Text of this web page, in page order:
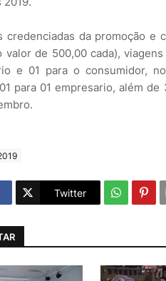
credenciadas da promoção e
valor de 500,00 cada),
e 01 para o consumidor,
para 01 empresario, além
Twitter